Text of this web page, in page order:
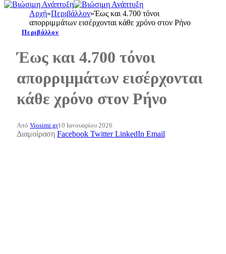
Αρχή»Περιβάλλον»Έως και 4.700 τόνοι
απορριμμάτων εισέρχονται κάθε χρόνο στον Ρήνο
Περιβάλλον
Έως και 4.700 τόνοι
απορριμμάτων εισέρχονται
κάθε χρόνο στον Ρήνο
Από Viosimi.gr10 Ιανουαρίου 2026
Διαμοίραση Facebook Twitter LinkedIn Email